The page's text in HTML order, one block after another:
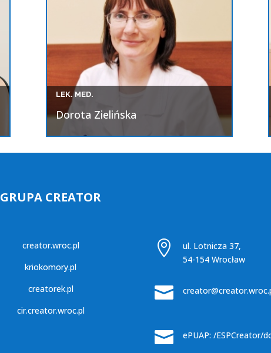
LEK. MED.
Dorota Zielińska
GRUPA CREATOR
creator.wroc.pl
kriokomory.pl
creatorek.pl
cir.creator.wroc.pl

ul. Lotnicza 37,
54-154 Wrocław

 ePUAP: /ESPCreator/